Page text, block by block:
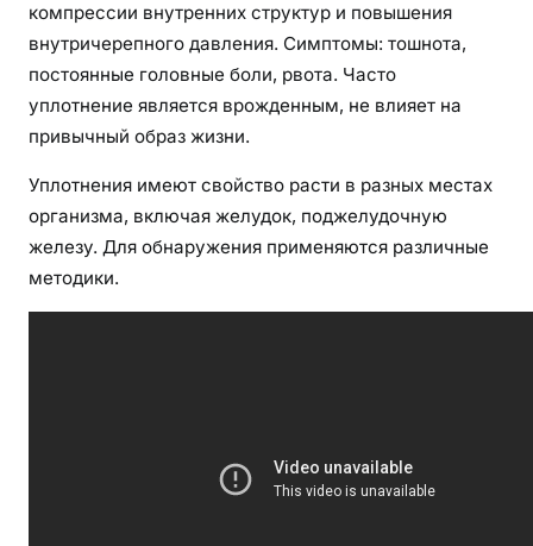
компрессии внутренних структур и повышения
внутричерепного давления. Симптомы: тошнота,
постоянные головные боли, рвота. Часто
уплотнение является врожденным, не влияет на
привычный образ жизни.
Уплотнения имеют свойство расти в разных местах
организма, включая желудок, поджелудочную
железу. Для обнаружения применяются различные
методики.